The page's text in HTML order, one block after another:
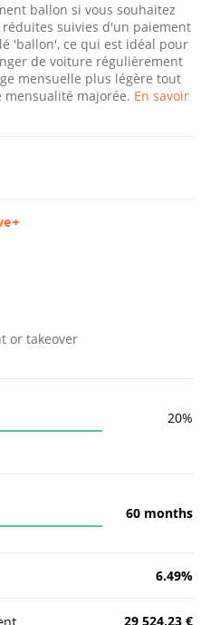
ballon si vous souhaitez
suivies d'un paiement
'ballon', ce qui est idéal pour
de voiture régulièrement
mensuelle plus légère tout
majorée. En savoir
or takeover
20%
60 months
6.49%
29 524,23 €